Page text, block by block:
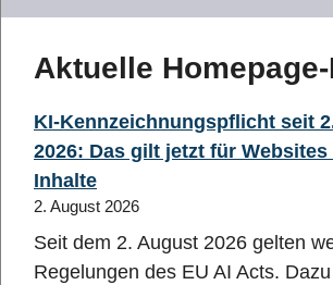
Aktuelle
KI-Kennzeichnungspflicht seit
2026: Das gilt jetzt für
Inhalte
2. August 2026
Seit dem 2. August 2026 gelten
Regelungen des EU AI Acts.